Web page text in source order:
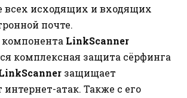
всех исходящих и входящих
почте.
LinkScanner
комплексная защита сёрфинга
защищает
атак. Также с его